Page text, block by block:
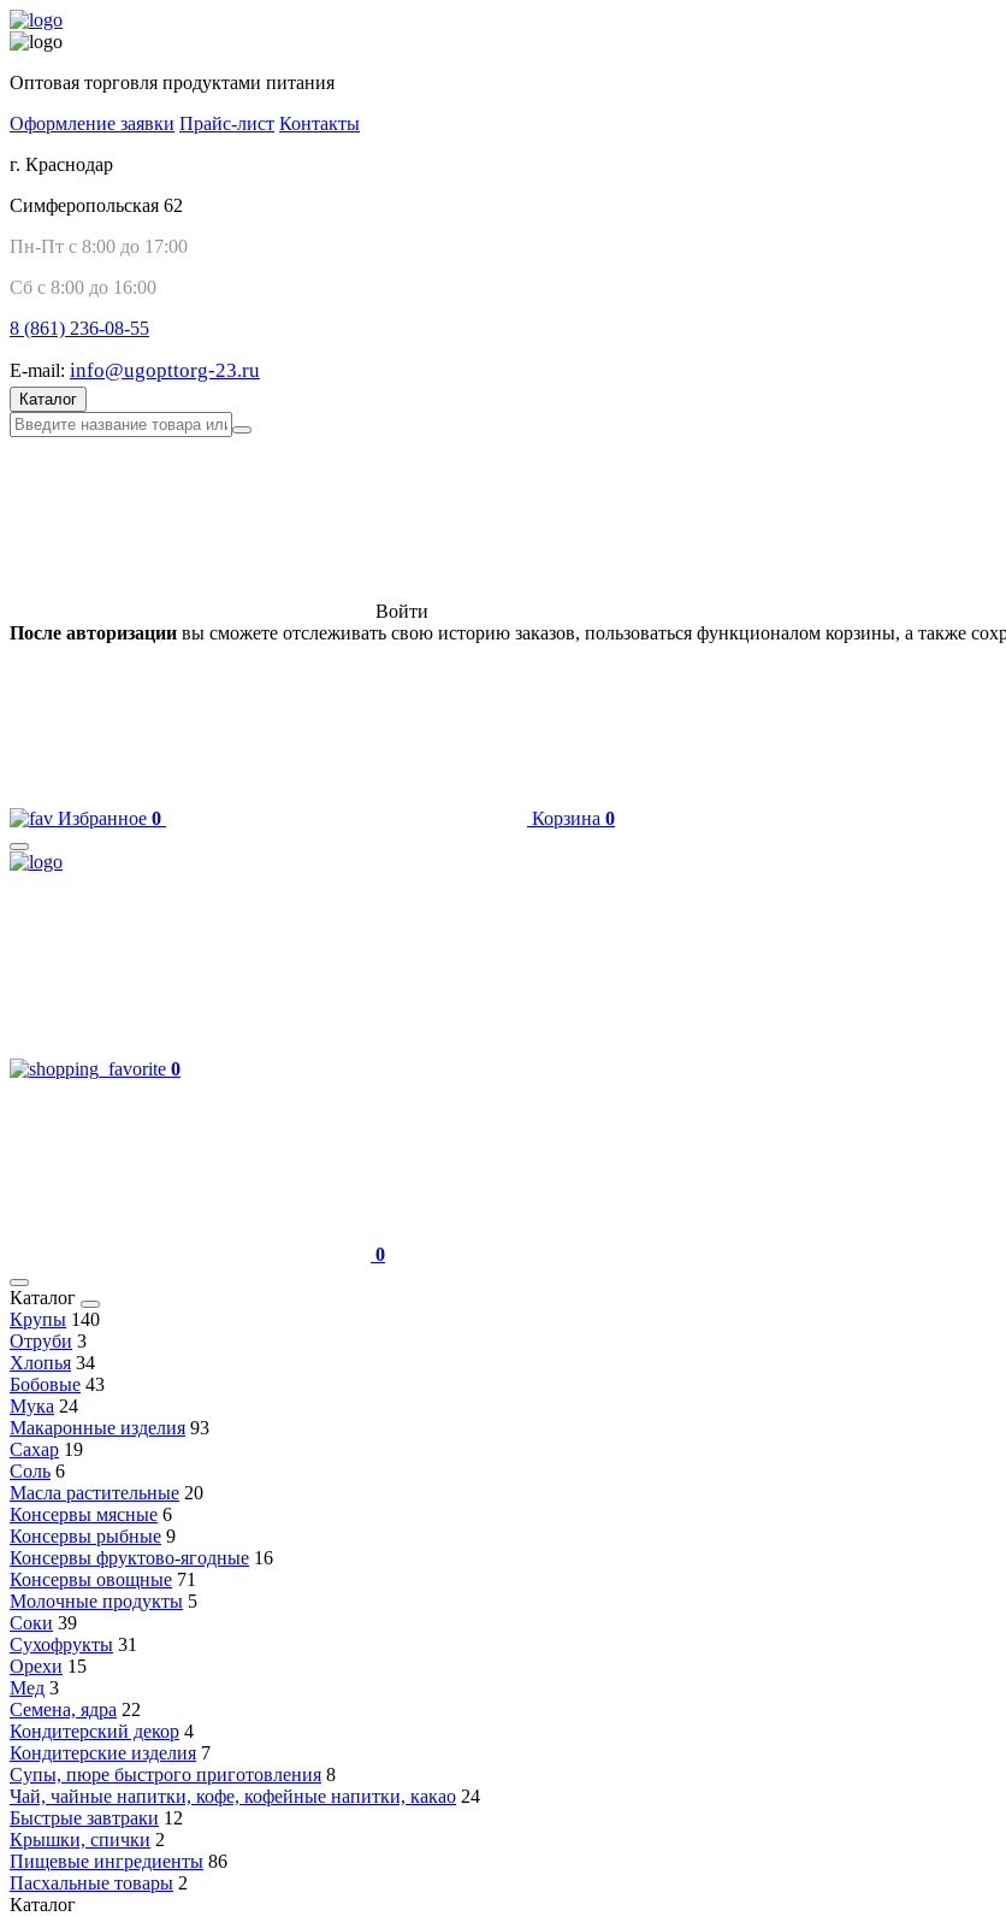
Оптовая торговля продуктами питания
Оформление заявки Прайс-лист Контакты
г. Краснодар
Симферопольская 62
Пн-Пт с 8:00 до 17:00
Сб с 8:00 до 16:00
8 (861) 236-08-55
E-mail: info@ugopttorg-23.ru
Каталог
Войти
После авторизации вы сможете отслеживать свою историю заказов, пользоваться функционалом корзины, а также
Избранное 0 Корзина 0
0
0
Каталог
Крупы 140
Отруби 3
Хлопья 34
Бобовые 43
Мука 24
Макаронные изделия 93
Сахар 19
Соль 6
Масла растительные 20
Консервы мясные 6
Консервы рыбные 9
Консервы фруктово-ягодные 16
Консервы овощные 71
Молочные продукты 5
Соки 39
Сухофрукты 31
Орехи 15
Мед 3
Семена, ядра 22
Кондитерский декор 4
Кондитерские изделия 7
Супы, пюре быстрого приготовления 8
Чай, чайные напитки, кофе, кофейные напитки, какао 24
Быстрые завтраки 12
Крышки, спички 2
Пищевые ингредиенты 86
Пасхальные товары 2
Каталог